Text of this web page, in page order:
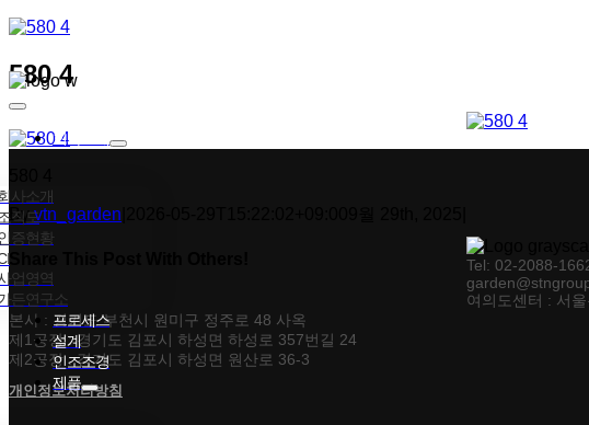
콘텐츠로
Toggle
Navigation회사소개
사소개
직도
증현황
업영역
든연구소
프로세스
설계
인조조경
제품
580 4
Byvtn_garden
Facebook
X
Tumblr
Pinterest
이메일
Tel: 02-2088-
여의도센터 : 서
본사 : 경기도 부천시 원미구 정주로 48 사옥
제1공장 : 경기도 김포시 하성면 하성로 357번길 24
제2공장 : 경기도 김포시 하성면 원산로 36-3
개인정보처리방침